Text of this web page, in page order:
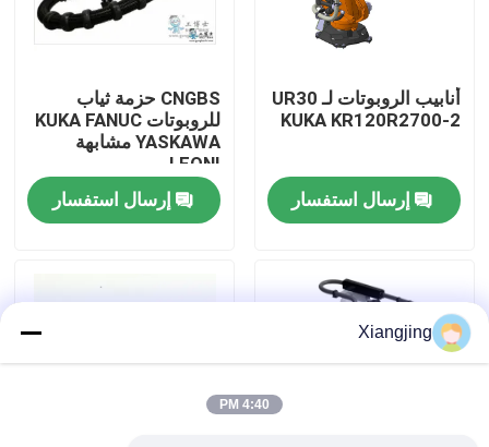
معلومات عنا
جولة في المعمل
اتصل بنا
مدونة
اطلب اقتباس
أنابيب الروبوتات لـ UR30
KUKA KR120R2700-2
إرسال استفسار
CNGBS حزمة ثياب
للروبوتات KUKA FANUC
YASKAWA مشابهة
LEONI
إرسال استفسار
Xiangjing
4:40 PM